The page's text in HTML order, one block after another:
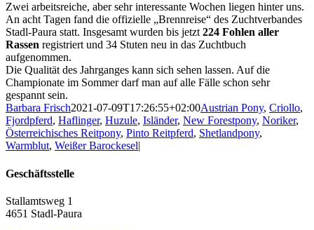
Bild
Zwei arbeitsreiche, aber sehr interessante Wochen liegen hinter uns.
An acht Tagen fand die offizielle „Brennreise“ des Zuchtverbandes
Stadl-Paura statt. Insgesamt wurden bis jetzt224 Fohlen aller
Rassen registriert und 34 Stuten neu in das Zuchtbuch
aufgenommen.
Die Qualität des Jahrganges kann sich sehen lassen. Auf die
Championate im Sommer darf man auf alle Fälle schon sehr
gespannt sein.
Barbara Frisch2021-07-09T17:26:55+02:00Austrian Pony, Criollo,
Fjordpferd, Haflinger, Huzule, Isländer, New Forestpony, Noriker,
Österreichisches Reitpony, Pinto Reitpferd, Shetlandpony,
Warmblut, Weißer Barockesel|
Geschäftsstelle
Stallamtsweg 1
4651 Stadl-Paura